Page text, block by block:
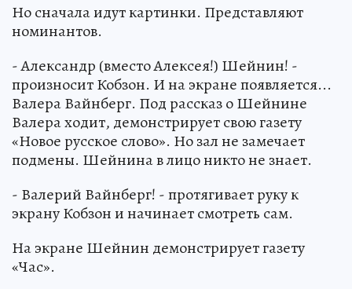
Но сначала идут картинки. Представляют
номинантов.
- Александр (вместо Алексея!) Шейнин! -
произносит Кобзон. И на экране появляется...
Валера Вайнберг. Под рассказ о Шейнине
Валера ходит, демонстрирует свою газету
«Новое русское слово». Но зал не замечает
подмены. Шейнина в лицо никто не знает.
- Валерий Вайнберг! - протягивает руку к
экрану Кобзон и начинает смотреть сам.
На экране Шейнин демонстрирует газету
«Час».